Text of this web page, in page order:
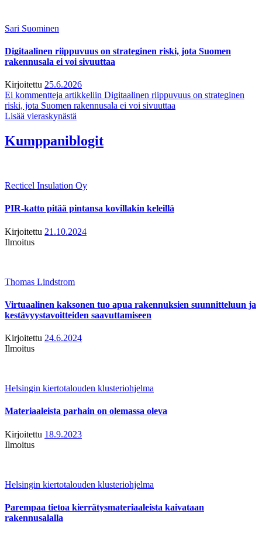
Sari Suominen
Digitaalinen riippuvuus on strateginen riski, jota Suomen
rakennusala ei voi sivuuttaa
Kirjoitettu 25.6.2026
Ei kommentteja artikkeliin Digitaalinen riippuvuus on strateginen
riski, jota Suomen rakennusala ei voi sivuuttaa
Lisää vieraskynästä
Kumppaniblogit
Recticel Insulation Oy
PIR-katto pitää pintansa kovillakin keleillä
Kirjoitettu 21.10.2024
Ilmoitus
Thomas Lindstrom
Virtuaalinen kaksonen tuo apua rakennuksien suunnitteluun ja
kestävyystavoitteiden saavuttamiseen
Kirjoitettu 24.6.2024
Ilmoitus
Helsingin kiertotalouden klusteriohjelma
Materiaaleista parhain on olemassa oleva
Kirjoitettu 18.9.2023
Ilmoitus
Helsingin kiertotalouden klusteriohjelma
Parempaa tietoa kierrätysmateriaaleista kaivataan
rakennusalalla